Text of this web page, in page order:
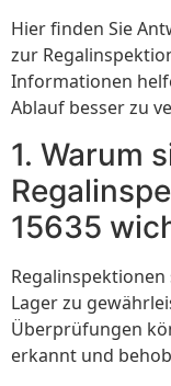
Hier finden Sie
zur
Informationen
Ablauf besser zu
1. Warum
15635
Lager zu
Überprüfungen
erkannt und